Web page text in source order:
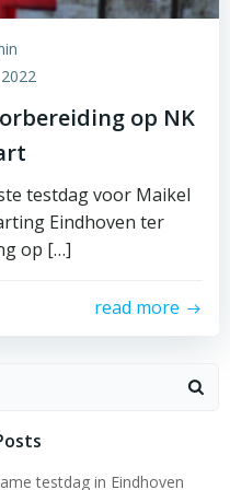
op NK
testdag voor Maikel
Eindhoven ter
op […]
read more
testdag in Eindhoven